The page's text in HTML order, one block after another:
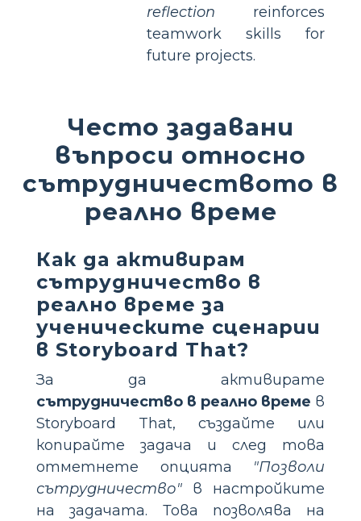
reflection reinforces
teamwork skills for
future projects.
Често задавани
въпроси относно
сътрудничеството в
реално време
Как да активирам
сътрудничество в
реално време за
ученическите сценарии
в Storyboard That?
За да активирате
сътрудничество в реално време в
Storyboard That, създайте или
копирайте задача и след това
отметнете опцията "Позволи
сътрудничество" в настройките
на задачата. Това позволява на